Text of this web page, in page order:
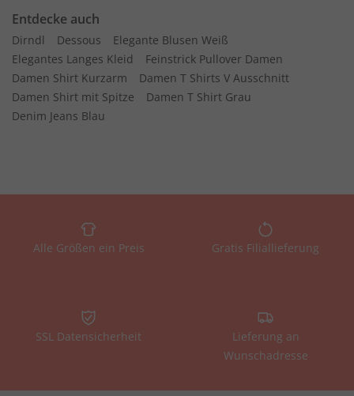
Entdecke auch
Dirndl Dessous
Elegante Blusen Weiß
Elegantes Langes Kleid
Feinstrick Pullover Damen
Damen Shirt Kurzarm
Damen T Shirts V Ausschnitt
Damen Shirt mit Spitze
Damen T Shirt Grau
Denim Jeans Blau
Alle Größen ein Preis Gratis Filiallieferung
SSL Datensicherheit
Lieferung an
Wunschadresse